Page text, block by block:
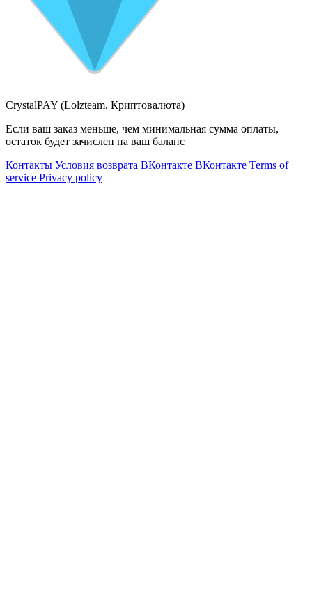
CrystalPAY (Lolzteam, Криптовалюта)
Если ваш заказ меньше, чем минимальная сумма оплаты,
остаток будет зачислен на ваш баланс
Контакты Условия возврата ВКонтакте ВКонтакте Terms of
service Privacy policy